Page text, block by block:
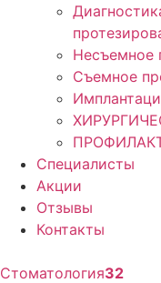
Несъемное
Съемное
Специалисты
Акции
Отзывы
Контакты
Стоматология32